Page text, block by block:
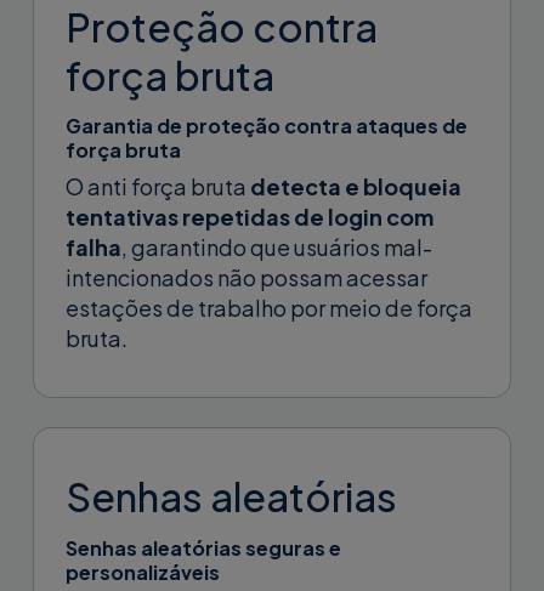
Proteção contra
força bruta
Garantia de proteção contra ataques de
força bruta
O anti força bruta detecta e bloqueia
tentativas repetidas de login com
falha, garantindo que usuários mal-
intencionados não possam acessar
estações de trabalho por meio de força
bruta.
Senhas aleatórias
Senhas aleatórias seguras e
personalizáveis